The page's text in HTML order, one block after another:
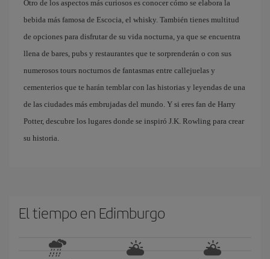
Otro de los aspectos más curiosos es conocer cómo se elabora la
bebida más famosa de Escocia, el whisky. También tienes multitud
de opciones para disfrutar de su vida nocturna, ya que se encuentra
llena de bares, pubs y restaurantes que te sorprenderán o con sus
numerosos tours nocturnos de fantasmas entre callejuelas y
cementerios que te harán temblar con las historias y leyendas de una
de las ciudades más embrujadas del mundo. Y si eres fan de Harry
Potter, descubre los lugares donde se inspiró J.K. Rowling para crear
su historia.
El tiempo en Edimburgo